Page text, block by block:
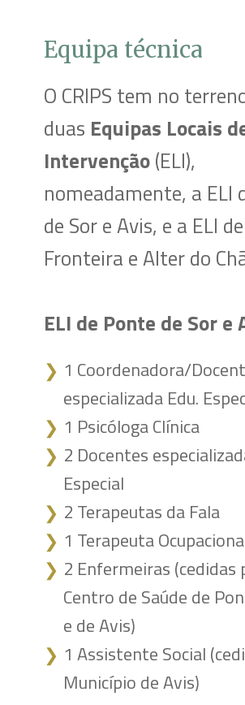
Equipa técnica
O CRIPS tem no
duas Equipas Locais
Intervenção(ELI),
nomeadamente, a ELI
de Sor e Avis, e a ELI
Fronteira e Alter do
ELI de Ponte de Sor e
❯ 1 Coordenadora/
especializada Edu.
❯ 1 Psicóloga Clínica
❯ 2 Docentes
Especial
❯ 2 Terapeutas da Fala
❯ 1 Terapeuta
❯ 2 Enfermeiras (cedidas
Centro de Saúde de
e de Avis)
❯ 1 Assistente Social
Município de Avis)